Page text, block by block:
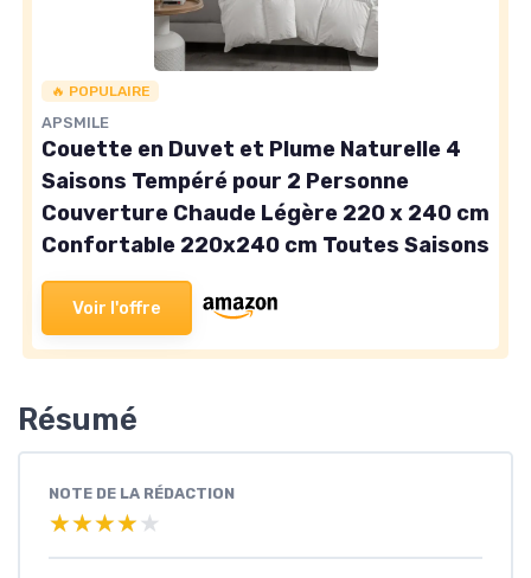
🔥 POPULAIRE
APSMILE
Couette en Duvet et Plume Naturelle 4
Saisons Tempéré pour 2 Personne
Couverture Chaude Légère 220 x 240 cm
Confortable 220x240 cm Toutes Saisons
Voir l'offre
Résumé
NOTE DE LA RÉDACTION
★★★★★
★★★★★